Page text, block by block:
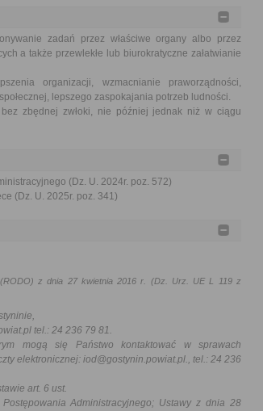
zadań przez właściwe organy albo przez
a także przewlekłe lub biurokratyczne załatwianie
organizacji, wzmacnianie praworządności,
lepszego zaspokajania potrzeb ludności.
zbędnej zwłoki, nie później jednak niż w ciągu
(Dz. U. 2024r. poz. 572)
(Dz. U. 2025r. poz. 341)
z dnia 27 kwietnia 2016 r. (Dz. Urz. UE L 119 z
tel.: 24 236 79 81.
mogą się Państwo kontaktować w sprawach
elektronicznej: iod@gostynin.powiat.pl., tel.: 24 236
art. 6 ust.
Administracyjnego; Ustawy z dnia 28